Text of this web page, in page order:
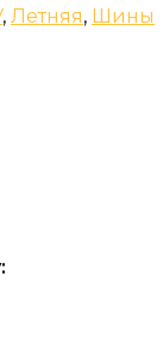
, Летняя, Шины